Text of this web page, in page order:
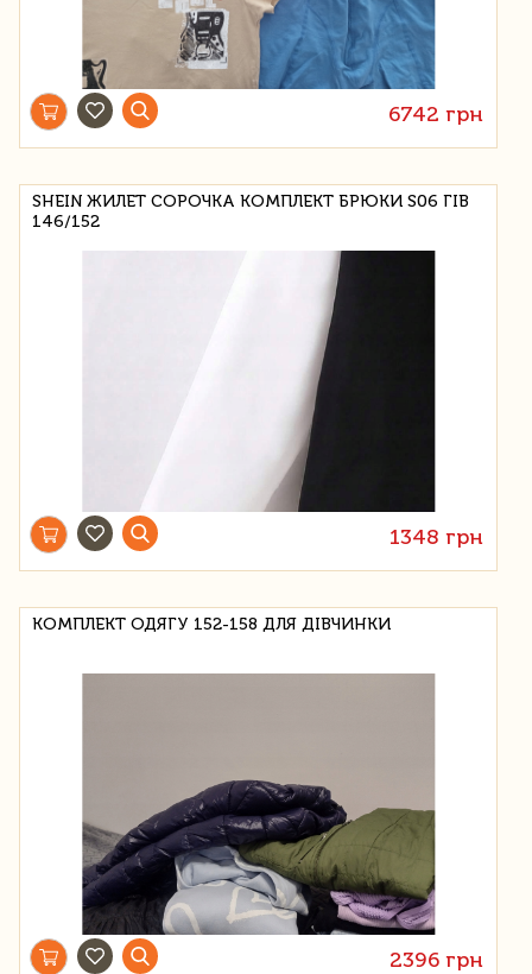
6742 грн
SHEIN ЖИЛЕТ СОРОЧКА КОМПЛЕКТ БРЮКИ S06 ГІВ
146/152
1348 грн
КОМПЛЕКТ ОДЯГУ 152-158 ДЛЯ ДІВЧИНКИ
2396 грн